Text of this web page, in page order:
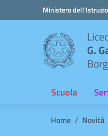
Vai ai contenuti
Vai al menu di navigazione
Ministero
G.
Scuola
Home Novità